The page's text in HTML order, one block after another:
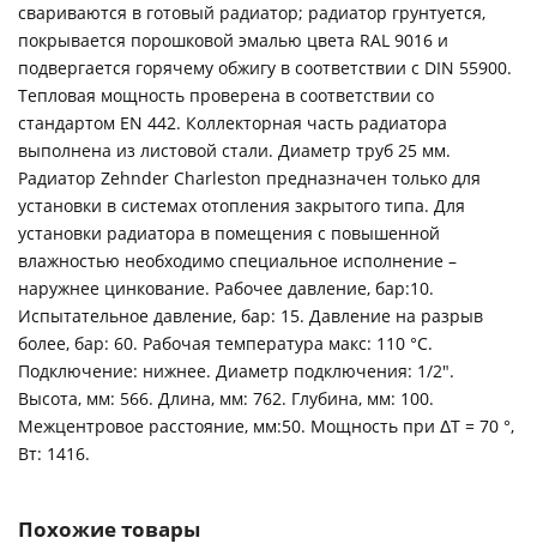
свариваются в готовый радиатор; радиатор грунтуется,
покрывается порошковой эмалью цвета RAL 9016 и
подвергается горячему обжигу в соответствии с DIN 55900.
Тепловая мощность проверена в соответствии со
стандартом EN 442. Коллекторная часть радиатора
выполнена из листовой стали. Диаметр труб 25 мм.
Радиатор Zehnder Charleston предназначен только для
установки в системах отопления закрытого типа. Для
установки радиатора в помещения с повышенной
влажностью необходимо специальное исполнение –
наружнее цинкование. Рабочее давление, бар:10.
Испытательное давление, бар: 15. Давление на разрыв
более, бар: 60. Рабочая температура макс: 110 °С.
Подключение: нижнее. Диаметр подключения: 1/2".
Высота, мм: 566. Длина, мм: 762. Глубина, мм: 100.
Межцентровое расстояние, мм:50. Мощность при ΔT = 70 °,
Вт: 1416.
Похожие товары